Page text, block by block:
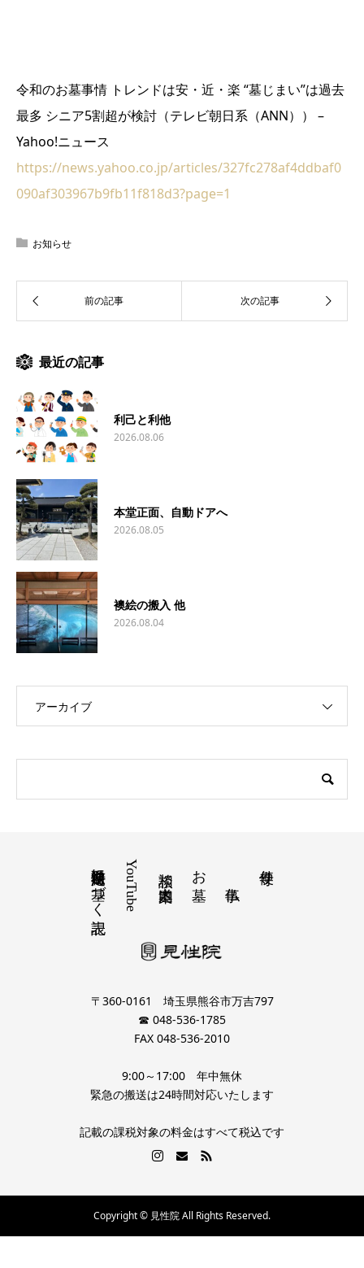
令和のお墓事情 トレンドは安・近・楽 “墓じまい”は過去
最多 シニア5割超が検討（テレビ朝日系（ANN）） –
Yahoo!ニュース
https://news.yahoo.co.jp/articles/327fc278af4ddbaf0
090af303967b9fb11f818d3?page=1
お知らせ
最近の記事
利己と利他
2026.08.06
本堂正面、自動ドアへ
2026.08.05
襖絵の搬入 他
2026.08.04
アーカイブ
寺便り
お墓
YouTube
特定商取引法に基づく表記
〒360-0161 埼玉県熊谷市万吉797
☎ 048-536-1785
FAX 048-536-2010
9:00～17:00 年中無休
緊急の搬送は24時間対応いたします
記載の課税対象の料金はすべて税込です
Copyright © 見性院 All Rights Reserved.